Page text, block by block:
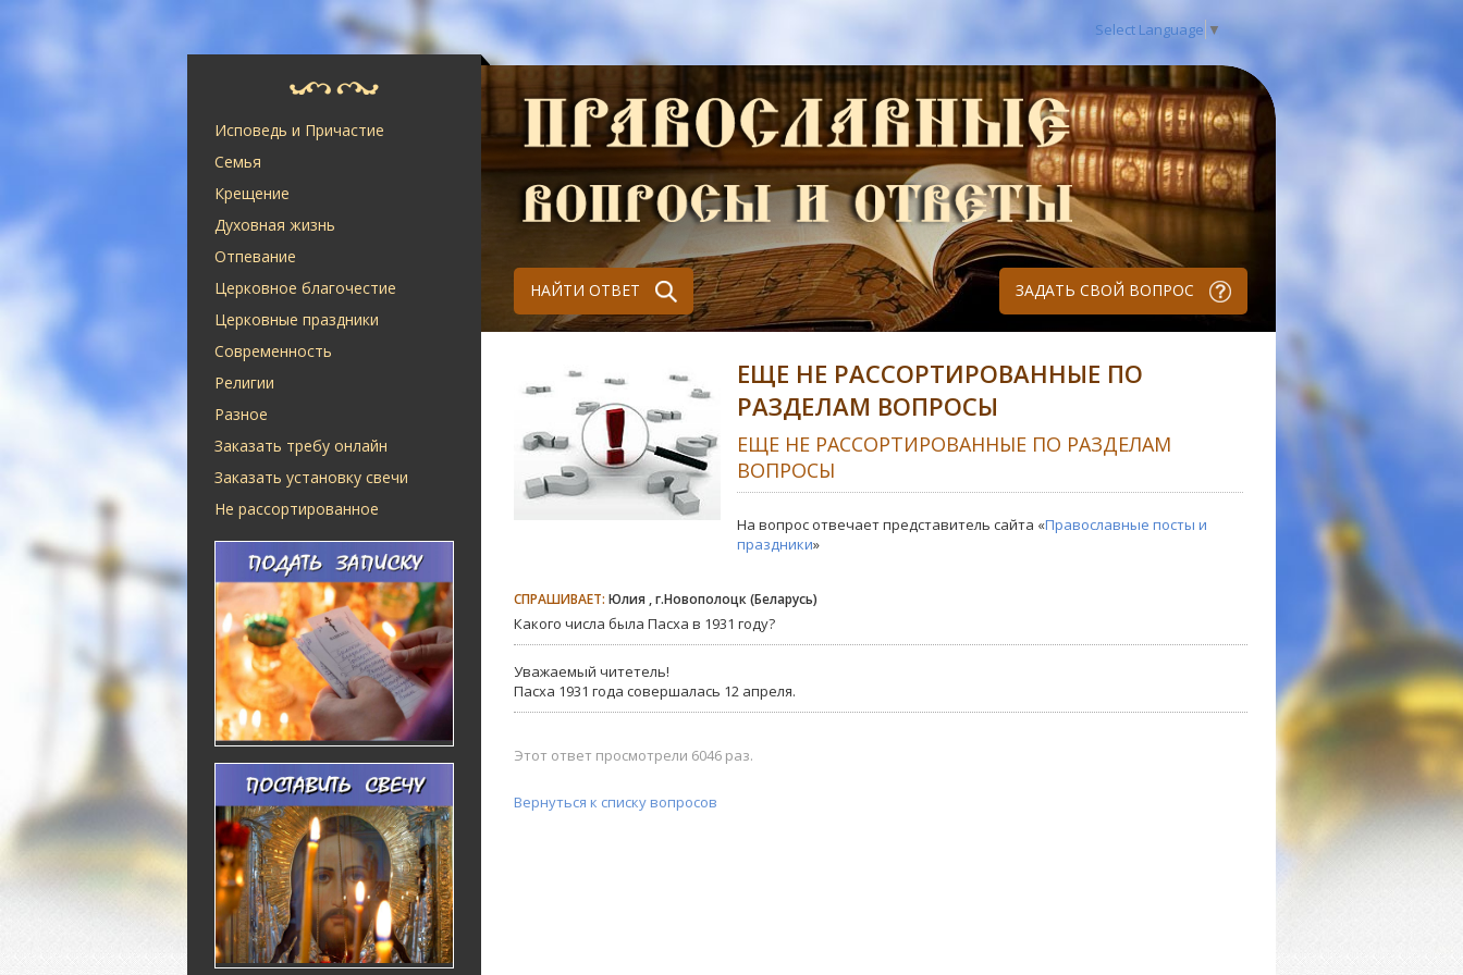
Select Language ▼
Исповедь и Причастие
Семья
Крещение
Духовная жизнь
Отпевание
Церковное благочестие
Церковные праздники
Современность
Религии
Разное
Заказать требу онлайн
Заказать установку свечи
Не рассортированное
НАЙТИ ОТВЕТ ЗАДАТЬ СВОЙ ВОПРОС
ЕЩЕ НЕ РАССОРТИРОВАННЫЕ ПО
РАЗДЕЛАМ ВОПРОСЫ
ЕЩЕ НЕ РАССОРТИРОВАННЫЕ ПО РАЗДЕЛАМ
ВОПРОСЫ
На вопрос отвечает представитель сайта «Православные посты и
праздники»
СПРАШИВАЕТ: Юлия , г.Новополоцк (Беларусь)
Какого числа была Пасха в 1931 году?
Уважаемый читетель!
Пасха 1931 года совершалась 12 апреля.
Этот ответ просмотрели 6046 раз.
Вернуться к списку вопросов